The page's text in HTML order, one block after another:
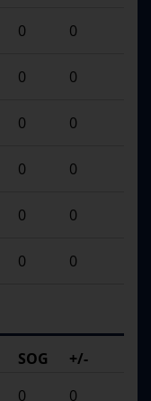
0 0
0 0
0 0
0 0
0 0
0 0
SOG
+/-
0 0